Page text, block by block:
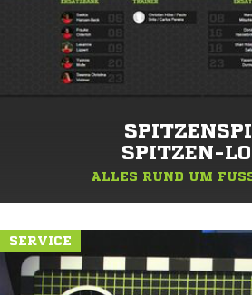
SPITZEN-
ALLES RUND UM
SERVICE